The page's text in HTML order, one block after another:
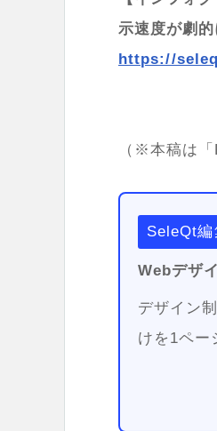
示速度が劇的
https://
（※本稿は
SeleQt編
Webデザ
デザイン
けを1ペー